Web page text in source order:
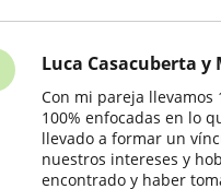
Luca Casacuberta y
Con mi pareja llevamos
100% enfocadas en lo
llevado a formar un
nuestros intereses y
encontrado y haber